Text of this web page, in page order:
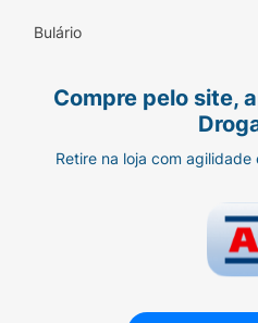
Bulário
Compre pelo site,
Retire na loja com